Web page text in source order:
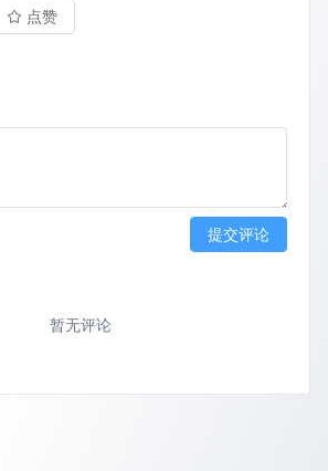
点赞
提交评论
暂无评论